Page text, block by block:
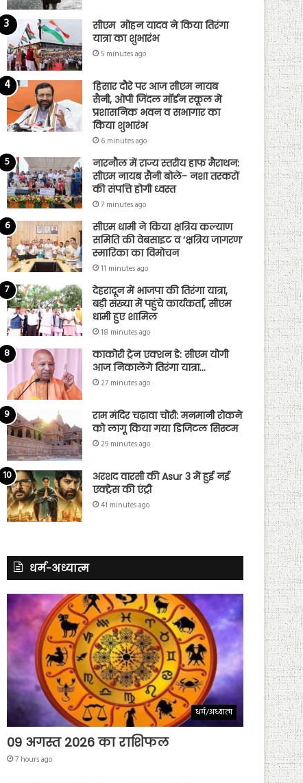
सीएम मोहन यादव ने किया तिरंगा
यात्रा का शुभारंभ
5 minutes ago
हिसार दौरे पर आज सीएम नायब
सैनी, ओपी जिंदल मॉर्डन स्कूल में
प्रशासनिक भवन व सभागार का
किया शुभारंभ
6 minutes ago
नारनौल में राज्य स्तरीय हाफ मैराथन:
सीएम नायब सैनी बोले- नशा तस्करों
की संपत्ति होगी ध्वस्त
7 minutes ago
सीएम धामी ने किया क्षत्रिय कल्याण
समिति की वेबसाइट व ‘क्षत्रिय जागरण’
स्मारिका का विमोचन
11 minutes ago
देहरादून में भाजपा की तिरंगा यात्रा,
बड़ी संख्या में पहुंचे कार्यकर्ता, सीएम
धामी हुए शामिल
18 minutes ago
काकोरी ट्रेन एक्शन डे: सीएम योगी
आज निकालेंगे तिरंगा यात्रा…
27 minutes ago
राम मंदिर चढ़ावा चोरी: मनमानी रोकने
को लागू किया गया डिजिटल सिस्टम
29 minutes ago
अरशद वारसी की Asur 3 में हुई नई
एक्ट्रेस की एंट्री
41 minutes ago
धर्म-अध्यात्म
धर्म/अध्यात्म
09 अगस्त 2026 का राशिफल
7 hours ago